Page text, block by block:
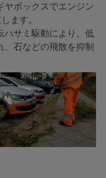
ヤボックスでエンジン
ます。
ハサミ駆動により、低
石などの飛散を抑制